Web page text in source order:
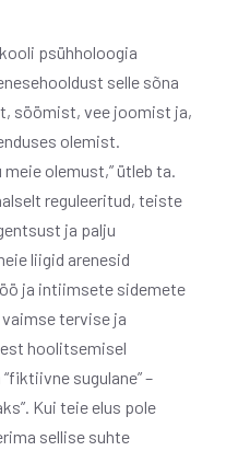
psühholoogia
selle sõna
söömist, vee joomist ja,
olemist.
olemust,” ütleb ta.
reguleeritud, teiste
ja palju
liigid arenesid
ja intiimsete sidemete
vaimse tervise ja
hoolitsemisel
sugulane” –
Kui teie elus pole
sellise suhte